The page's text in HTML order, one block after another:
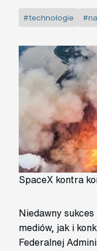
#technologie
SpaceX kontra
Niedawny
mediów, jak i
Federalnej